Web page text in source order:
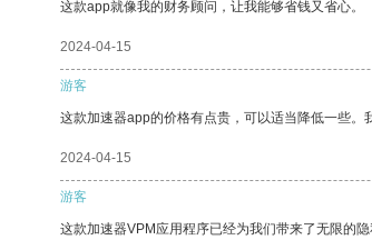
这款app就像我的财务顾问，让我能够省钱又省心。
2024-04-15
游客
这款加速器app的价格有点贵，可以适当降低一些。
2024-04-15
游客
这款加速器VPM应用程序已经为我们带来了无限的隐